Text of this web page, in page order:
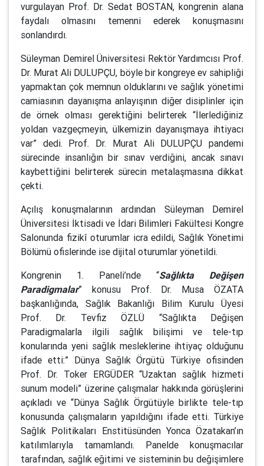
vurgulayan Prof. Dr. Sedat BOSTAN, kongrenin alana
faydalı olmasını temenni ederek konuşmasını
sonlandırdı.
Süleyman Demirel Üniversitesi Rektör Yardımcısı Prof.
Dr. Murat Ali DULUPÇU, böyle bir kongreye ev sahipliği
yapmaktan çok memnun olduklarını ve sağlık yönetimi
camiasının dayanışma anlayışının diğer disiplinler için
de örnek olması gerektiğini belirterek “İlerlediğiniz
yoldan vazgeçmeyin, ülkemizin dayanışmaya ihtiyacı
var” dedi. Prof. Dr. Murat Ali DULUPÇU pandemi
sürecinde insanlığın bir sınav verdiğini, ancak sınavı
kaybettiğini belirterek sürecin metalaşmasına dikkat
çekti.
Açılış konuşmalarının ardından Süleyman Demirel
Üniversitesi İktisadi ve İdari Bilimleri Fakültesi Kongre
Salonunda fizikî oturumlar icra edildi, Sağlık Yönetimi
Bölümü ofislerinde ise dijital oturumlar yönetildi.
Kongrenin 1. Paneli’nde “Sağlıkta Değişen
Paradigmalar” konusu Prof. Dr. Musa ÖZATA
başkanlığında, Sağlık Bakanlığı Bilim Kurulu Üyesi
Prof. Dr. Tevfiz ÖZLÜ “Sağlıkta Değişen
Paradigmalarla ilgili sağlık bilişimi ve tele-tıp
konularında yeni sağlık mesleklerine ihtiyaç olduğunu
ifade etti:” Dünya Sağlık Örgütü Türkiye ofisinden
Prof. Dr. Toker ERGÜDER “Uzaktan sağlık hizmeti
sunum modeli” üzerine çalışmalar hakkında görüşlerini
açıkladı ve “Dünya Sağlık Örgütüyle birlikte tele-tıp
konusunda çalışmaların yapıldığını ifade etti. Türkiye
Sağlık Politikaları Enstitüsünden Yonca Özatakan’ın
katılımlarıyla tamamlandı. Panelde konuşmacılar
tarafından, sağlık eğitimi ve sisteminin bu değişimlere